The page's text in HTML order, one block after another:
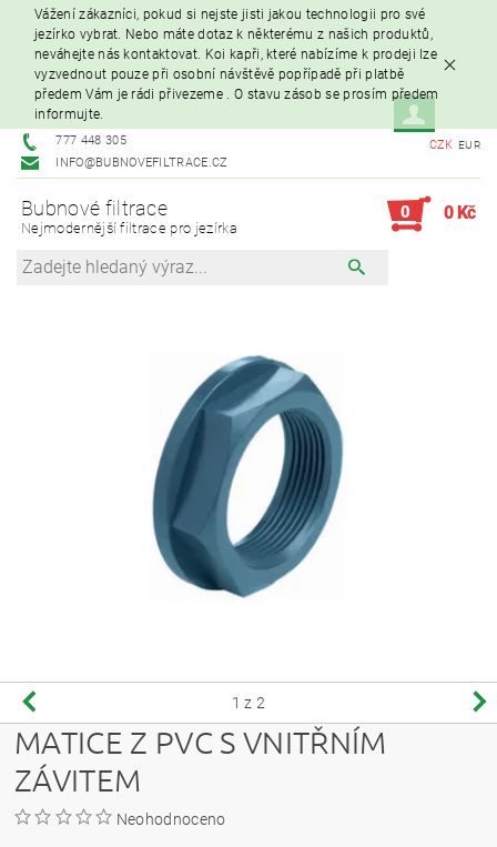
Vážení zákazníci, pokud si nejste jisti jakou technologii pro své
jezírko vybrat. Nebo máte dotaz k některému z našich produktů,
neváhejte nás kontaktovat. Koi kapři, které nabízíme k prodeji lze
vyzvednout pouze při osobní návštěvě popřípadě při platbě
předem Vám je rádi přivezeme . O stavu zásob se prosím předem
informujte.
777 448 305
INFO@BUBNOVEFILTRACE.CZ
CZK EUR
Bubnové filtrace
Nejmodernější filtrace pro jezírka
0 0 Kč
1 z 2
MATICE Z PVC S VNITŘNÍM
ZÁVITEM
Neohodnoceno